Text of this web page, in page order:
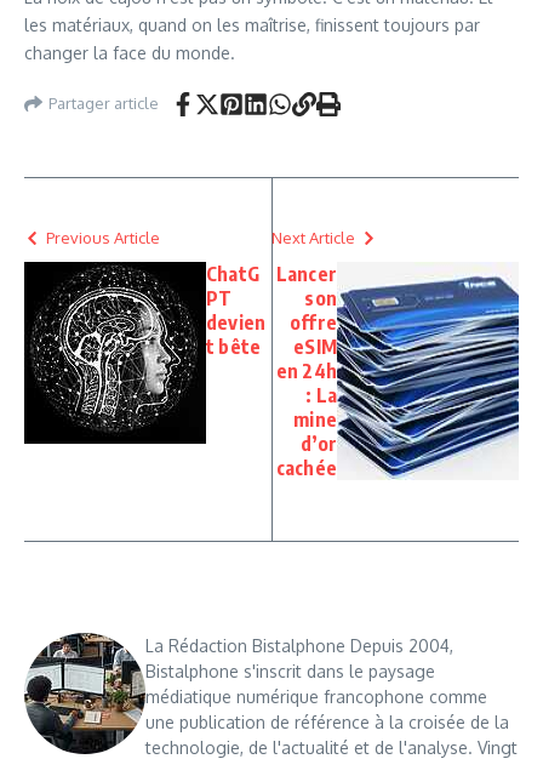
les matériaux, quand on les maîtrise, finissent toujours par
changer la face du monde.
Partager article
Previous Article
ChatG
PT
devien
t bête
Next Article
Lancer
son
offre
eSIM
en 24h
: La
mine
d’or
cachée
La Rédaction Bistalphone Depuis 2004,
Bistalphone s'inscrit dans le paysage
médiatique numérique francophone comme
une publication de référence à la croisée de la
technologie, de l'actualité et de l'analyse. Vingt